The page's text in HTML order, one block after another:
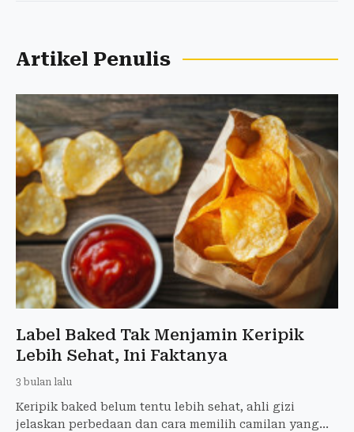
Artikel Penulis
Label Baked Tak Menjamin Keripik
Lebih Sehat, Ini Faktanya
3 bulan lalu
Keripik baked belum tentu lebih sehat, ahli gizi
jelaskan perbedaan dan cara memilih camilan yang